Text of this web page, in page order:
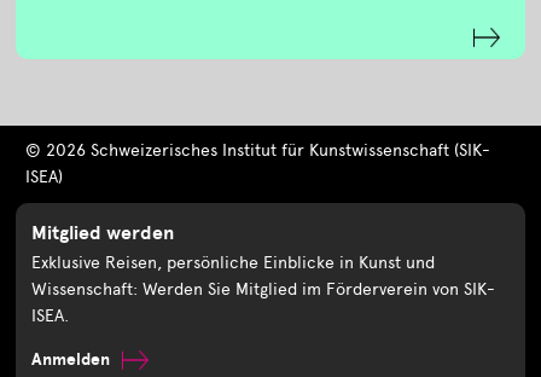
© 2026 Schweizerisches Institut für Kunstwissenschaft (SIK-
ISEA)
Mitglied werden
Exklusive Reisen, persönliche Einblicke in Kunst und
Wissenschaft: Werden Sie Mitglied im Förderverein von SIK-
ISEA.
Anmelden